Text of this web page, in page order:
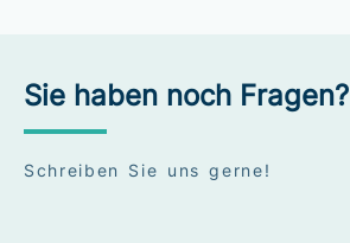
Sie haben noch Fragen?
Schreiben Sie uns gerne!